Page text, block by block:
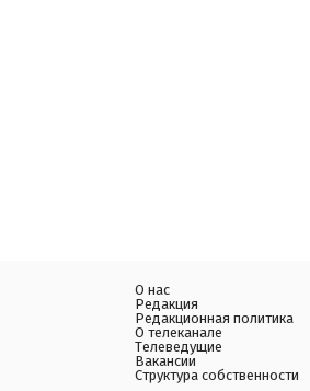
О нас
Редакция
Редакционная политика
О телеканале
Телеведущие
Вакансии
Структура собственности